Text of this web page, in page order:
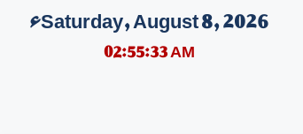
Saturday, August 8, 2026ء
02:55:34 AM